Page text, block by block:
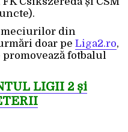
meciurilor din
doar pe Liga2.ro,
fotbalul
LIGII 2 și